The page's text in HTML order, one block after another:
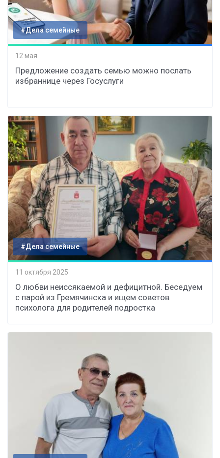
#Дела семейные
12 мая
Предложение создать семью можно послать
избраннице через Госуслуги
#Дела семейные
11 октября 2025
О любви неиссякаемой и дефицитной. Беседуем
с парой из Гремячинска и ищем советов
психолога для родителей подростка